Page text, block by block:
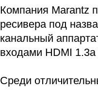
Компания Marantz
ресивера под
канальный
входами HDMI
Среди